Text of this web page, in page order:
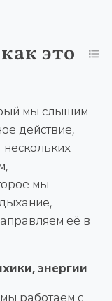
это
мы слышим.
действие,
мы
её в
энергии
работаем с